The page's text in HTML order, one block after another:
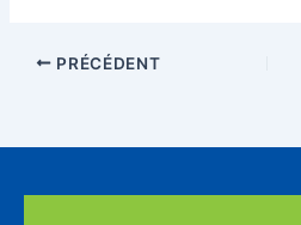
PRÉCÉDENT